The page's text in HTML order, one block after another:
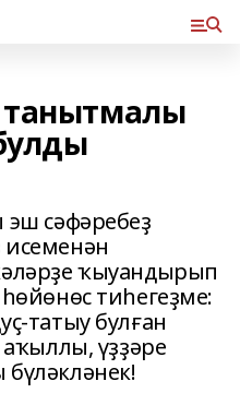
сәфәребеҙ
ҡыуандырып
тиһегеҙме:
татыу булған
үҙҙәре